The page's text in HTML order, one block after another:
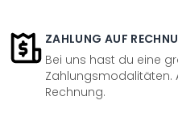
ZAHLUNG AUF
Bei uns hast du eine
Zahlungsmodalitäten.
Rechnung.